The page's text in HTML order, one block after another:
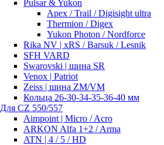
Pulsar & Yukon
Apex / Trail / Digisight ultra
Thermion / Digex
Yukon Photon / Nordforce
Rika NV | xRS / Barsuk / Lesnik
SFH VARD
Swarovski | шина SR
Venox | Patriot
Zeiss | шина ZM/VM
Кольца 26-30-34-35-36-40 мм
Для CZ 550/557
Aimpoint | Micro / Acro
ARKON Alfa 1+2 / Arma
ATN | 4 / 5 / HD